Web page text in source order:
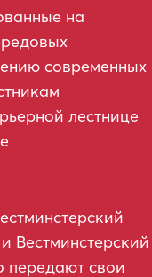
на
современных
лестнице
Вестминстерский
передают свои